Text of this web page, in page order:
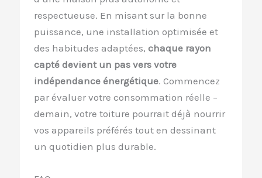
respectueuse. En misant sur la bonne
puissance, une installation optimisée et
des habitudes adaptées, chaque rayon
capté devient un pas vers votre
indépendance énergétique. Commencez
par évaluer votre consommation réelle –
demain, votre toiture pourrait déjà nourrir
vos appareils préférés tout en dessinant
un quotidien plus durable.